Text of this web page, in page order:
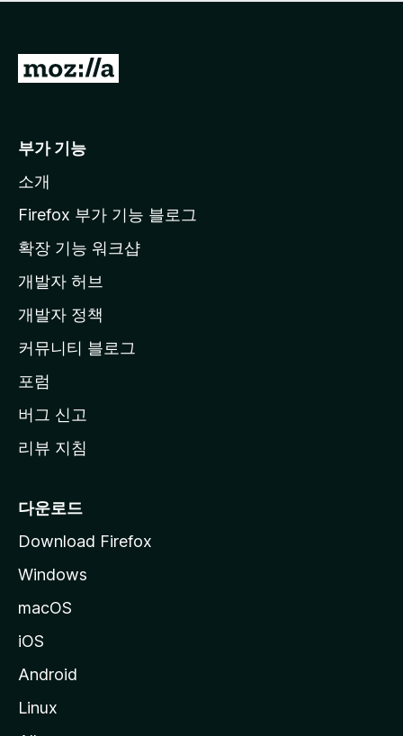
점
습
니
M
l
a
페
이
지
이
동
부가 기능
소개
Firefox 부가 기능 블로그
확장 기능 워크샵
개발자 허브
개발자 정책
커뮤니티 블로그
포럼
버그 신고
리뷰 지침
다운로드
Download Firefox
Windows
macOS
iOS
Android
Linux